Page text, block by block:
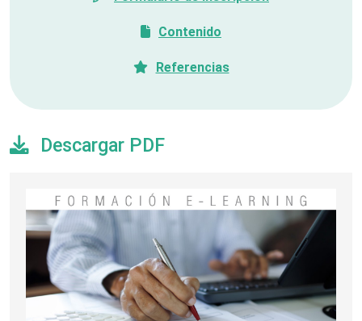
Contenido
Referencias
Descargar PDF